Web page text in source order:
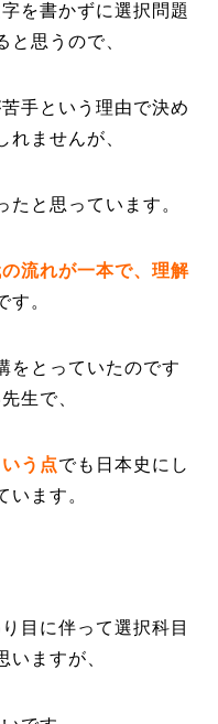
を書かずに選択問題
と思うので、
手という理由で決め
れませんが、
と思っています。
流れが一本で、理解
す。
をとっていたのです
生で、
う点でも日本史にし
います。
目に伴って選択科目
いますが、